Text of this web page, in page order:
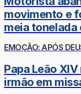
movimento e
meia tonelada
EMOÇÃO: APÓS
Papa Leão
irmão em